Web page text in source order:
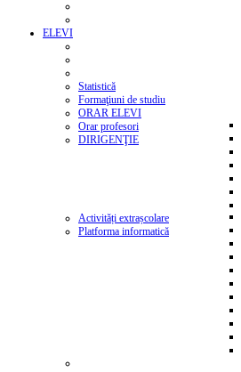
ELEVI
Statistică
Formaţiuni de studiu
ORAR ELEVI
Orar profesori
DIRIGENŢIE
Activități extrașcolare
Platforma informatică